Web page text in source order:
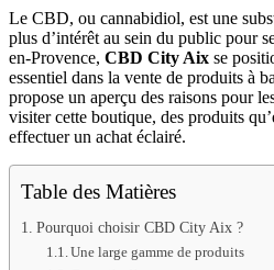
Le CBD, ou cannabidiol, est une
plus d’intérêt au sein du public pour
en-Provence, CBD City Aix se
essentiel dans la vente de produits à
propose un aperçu des raisons pour
visiter cette boutique, des produits
effectuer un achat éclairé.
Table des Matières
Pourquoi choisir CBD City Aix ?
Une large gamme de produits